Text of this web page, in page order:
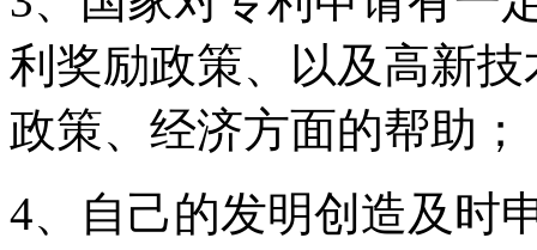
利奖励政策、以及高新
政策、经济方面的帮助；
4、自己的发明创造及时